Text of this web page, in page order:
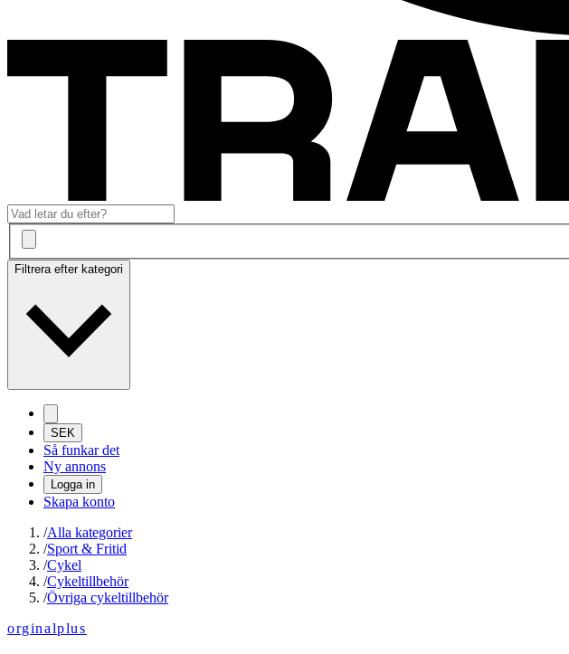
Filtrera efter kategori
SEK
Så funkar det
Ny annons
Logga in
Skapa konto
/Alla kategorier
/Sport & Fritid
/Cykel
/Cykeltillbehör
/Övriga cykeltillbehör
orginalplus